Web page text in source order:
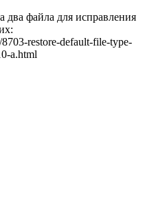
два файла для исправления
restore-default-file-type-
a.html